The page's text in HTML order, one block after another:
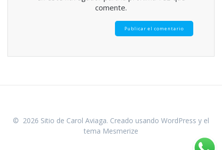
comente.
© 2026 Sitio de Carol Aviaga. Creado usando WordPress y el
tema Mesmerize